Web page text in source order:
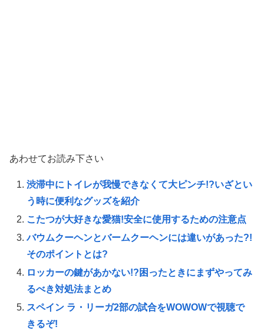
あわせてお読み下さい
渋滞中にトイレが我慢できなくて大ピンチ!?いざとい
う時に便利なグッズを紹介
こたつが大好きな愛猫!安全に使用するための注意点
バウムクーヘンとバームクーヘンには違いがあった?!
そのポイントとは?
ロッカーの鍵があかない!?困ったときにまずやってみ
るべき対処法まとめ
スペイン ラ・リーガ2部の試合をWOWOWで視聴で
きるぞ!